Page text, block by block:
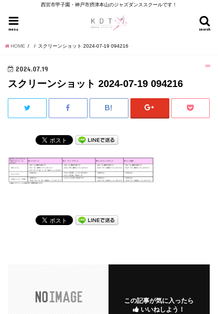
西宮市甲子園・神戸市摂津本山のジャズダンススクールです！
search
menu
HOME スクリーンショット 2024-07-19 094216
2024.07.19
スクリーンショット 2024-07-19 094216
この記事が気に入ったら
いいねしよう！